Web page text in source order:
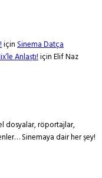
içinSinema Datça
Anlaştı!içinElif Naz
dosyalar, röportajlar,
Sinemaya dair her şey!